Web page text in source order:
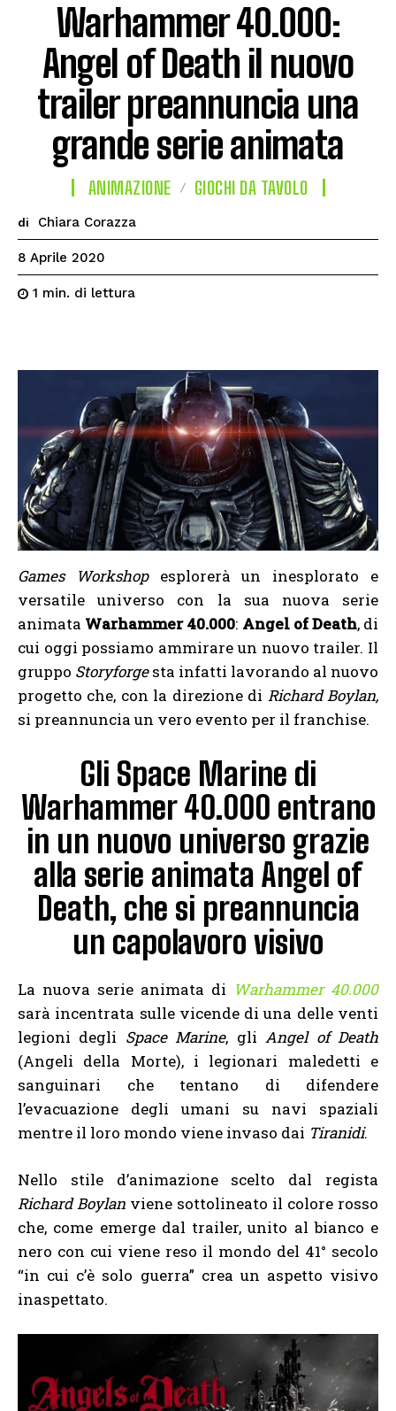
Warhammer 40.000:
Angel of Death il nuovo
trailer preannuncia una
grande serie animata
ANIMAZIONE GIOCHI DA TAVOLO
di Chiara Corazza
8 Aprile 2020
1 min. di lettura
Games Workshopesplorerà un inesplorato e
versatile universo con la sua nuova serie
animata Warhammer 40.000: Angel of Death, di
cui oggi possiamo ammirare un nuovo trailer. Il
gruppo Storyforgesta infatti lavorando al nuovo
progetto che, con la direzione di Richard Boylan,
si preannuncia un vero evento per il franchise.
Gli Space Marine di
Warhammer 40.000 entrano
in un nuovo universo grazie
alla serie animata Angel of
Death, che si preannuncia
un capolavoro visivo
La nuova serie animata di Warhammer 40.000
sarà incentrata sulle vicende di una delle venti
legioni degli Space Marine, gliAngel of Death
(Angeli della Morte), i legionari maledetti e
sanguinari che tentano di difendere
l’evacuazione degli umani su navi spaziali
mentre il loro mondo viene invaso dai Tiranidi.
Nello stile d’animazione scelto dal regista
Richard Boylan viene sottolineato il colore rosso
che, come emerge dal trailer, unito al bianco e
nero con cui viene reso il mondo del 41° secolo
“in cui c’è solo guerra” crea un aspetto visivo
inaspettato.